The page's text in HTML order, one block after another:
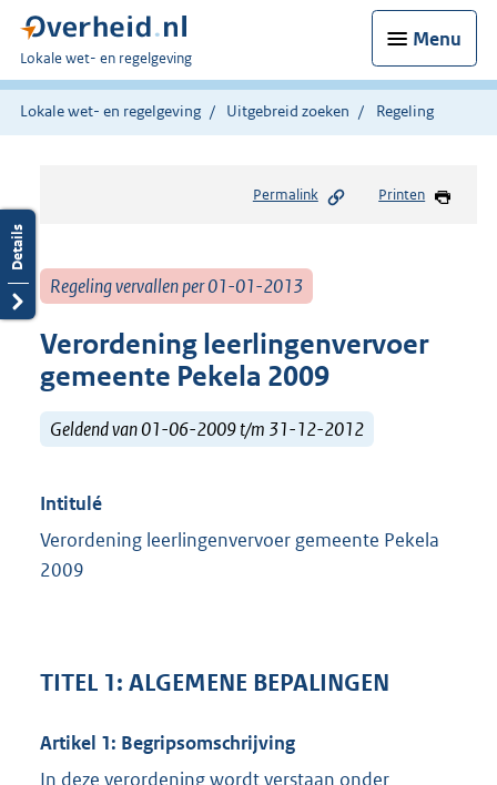
Menu
U
bent
hier:
Lokale wet- en regelgeving
Lokale wet- en regelgeving Uitgebreid zoeken Regeling
Permalink Printen
Regeling vervallen per 01-01-2013
Verordening leerlingenvervoer
gemeente Pekela 2009
Geldend van 01-06-2009 t/m 31-12-2012
Intitulé
Verordening leerlingenvervoer gemeente Pekela
2009
TITEL 1: ALGEMENE BEPALINGEN
Artikel 1: Begripsomschrijving
In deze verordening wordt verstaan onder